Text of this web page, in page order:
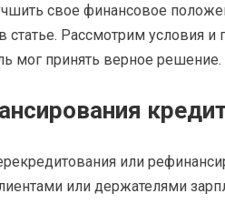
свое финансовое
Рассмотрим условия и
мог принять верное решение.
или
или держателями